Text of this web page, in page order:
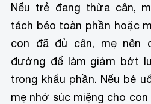
Nếu trẻ đang thừa cân,
tách béo toàn phần hoặc
con đã đủ cân, mẹ nên
đường để làm giảm bớt
trong khẩu phần. Nếu bé
mẹ nhớ súc miệng cho